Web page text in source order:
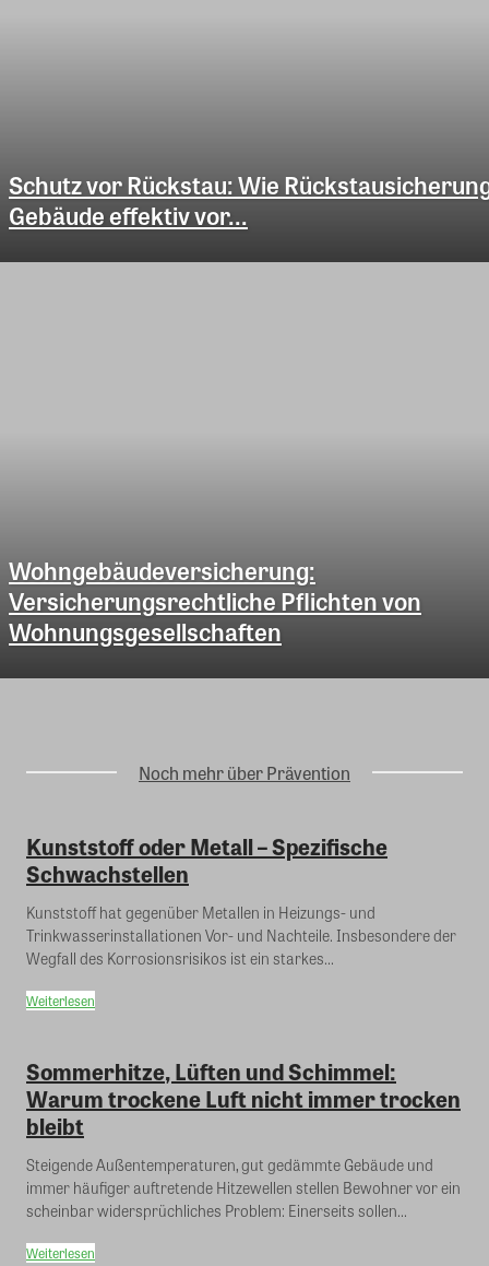
Schutz vor Rückstau: Wie
Gebäude effektiv vor...
Wohngebäudeversicherung:
Versicherungsrechtliche Pflichten von
Wohnungsgesellschaften
Noch mehr über Prävention
Kunststoff oder Metall – Spezifische
Schwachstellen
Kunststoff hat gegenüber Metallen in Heizungs- und
Trinkwasserinstallationen Vor- und Nachteile. Insbesondere der
Wegfall des Korrosionsrisikos ist ein starkes...
Weiterlesen
Sommerhitze, Lüften und Schimmel:
Warum trockene Luft nicht immer trocken
bleibt
Steigende Außentemperaturen, gut gedämmte Gebäude und
immer häufiger auftretende Hitzewellen stellen Bewohner vor ein
scheinbar widersprüchliches Problem: Einerseits sollen...
Weiterlesen